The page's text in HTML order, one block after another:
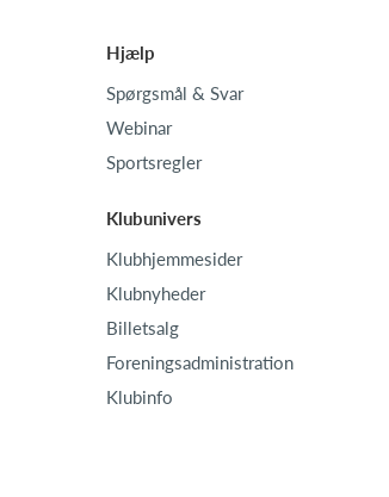
Hjælp
Spørgsmål & Svar
Webinar
Sportsregler
Klubunivers
Klubhjemmesider
Klubnyheder
Billetsalg
Foreningsadministration
Klubinfo